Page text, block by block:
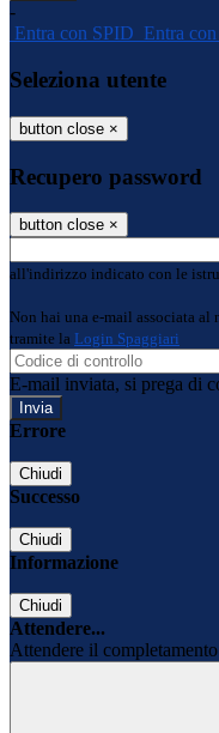
-
Entra con SPID Entra
Seleziona utente
button close ×
Recupero password
button close ×
all'indirizzo indicato con le
Non hai una e-mail associata al
tramite la Login Spaggiari
E-mail inviata, si prega di
Errore
Chiudi
Successo
Chiudi
Informazione
Chiudi
Attendere...
Attendere il